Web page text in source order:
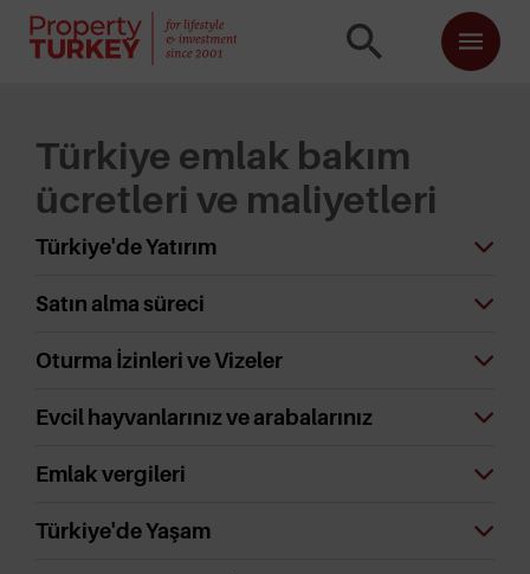
Türkiye emlak bakım
ücretleri ve maliyetleri
Türkiye'de Yatırım
Satın alma süreci
Oturma İzinleri ve Vizeler
Evcil hayvanlarınız ve arabalarınız
Emlak vergileri
Türkiye'de Yaşam